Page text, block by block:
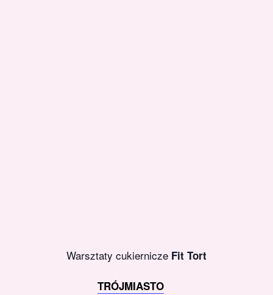
Warsztaty cukiernicze Fit Tort
TRÓJMIASTO